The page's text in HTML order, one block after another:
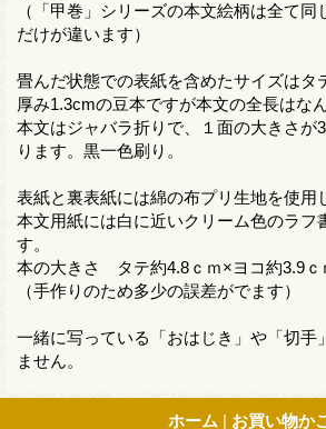
（「甲巻」シリーズの本文絵柄は全て同
だけが違います）
畳んだ状態での表紙を含めたサイズはタ
厚み1.3cmの豆本ですが本文の全長はな
本文はジャバラ折りで、１面の大きさが
ります。黒一色刷り。
表紙と裏表紙には綿の布プリ生地を使用
本文用紙には白に近いクリーム色のラフ
す。
本の大きさ タテ約4.8ｃｍ×ヨコ約3.9ｃ
（手作りのため多少の誤差がでます）
一緒に写っている「おはじき」や「切手
ません。
ホーム | お買い物か